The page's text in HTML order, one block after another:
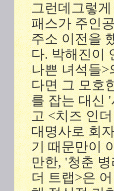
그런데그렇
패스가 주인
주소 이전을
다. 박해진이
나쁜 녀석들>
다면 그 모호
를 잡는 대신
고 <치즈 인
대명사로 회
기 때문만이
만한, '청춘
더 트랩>은